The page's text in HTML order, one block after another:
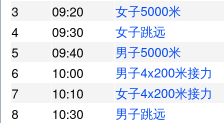
3
09:20
女子5000米
4
09:30
女子跳远
5
09:40
男子5000米
6
10:00
男子4x200米接力
7
10:10
女子4x200米接力
8
10:30
男子跳远